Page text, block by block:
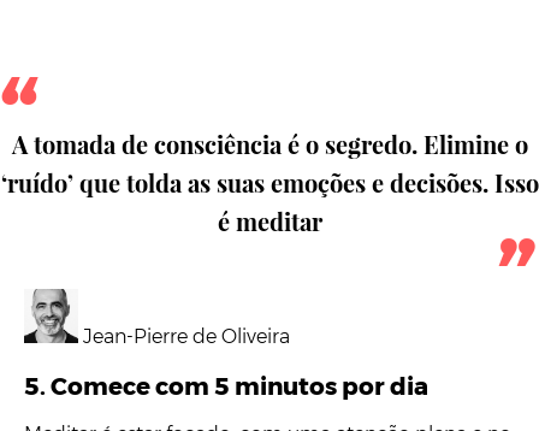
A tomada de consciência é o segredo. Elimine o
‘ruído’ que tolda as suas emoções e decisões. Isso
é meditar
Jean-Pierre de Oliveira
5. Comece com 5 minutos por dia